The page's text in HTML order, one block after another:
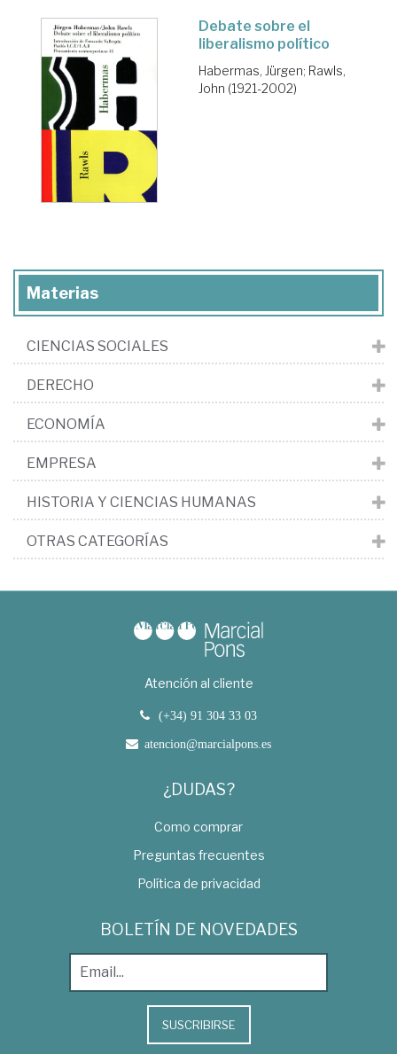
Debate sobre el
liberalismo político
Habermas, Jürgen; Rawls,
John (1921-2002)
Materias
CIENCIAS SOCIALES
DERECHO
ECONOMÍA
EMPRESA
HISTORIA Y CIENCIAS HUMANAS
OTRAS CATEGORÍAS
Atención al cliente
(+34) 91 304 33 03
atencion@marcialpons.es
¿DUDAS?
Como comprar
Preguntas frecuentes
Política de privacidad
BOLETÍN DE NOVEDADES
SUSCRIBIRSE